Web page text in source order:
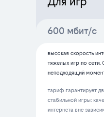
600 мбит/с
высокая скорость
тяжелых игр по сети.
неподходящий
тариф гарантирует
стабильной игры:
интернета вне